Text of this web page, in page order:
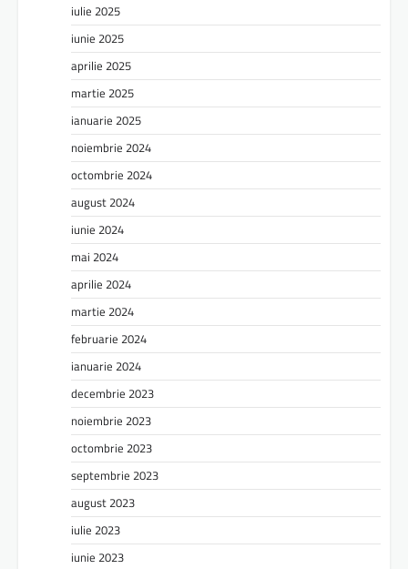
iulie 2025
iunie 2025
aprilie 2025
martie 2025
ianuarie 2025
noiembrie 2024
octombrie 2024
august 2024
iunie 2024
mai 2024
aprilie 2024
martie 2024
februarie 2024
ianuarie 2024
decembrie 2023
noiembrie 2023
octombrie 2023
septembrie 2023
august 2023
iulie 2023
iunie 2023